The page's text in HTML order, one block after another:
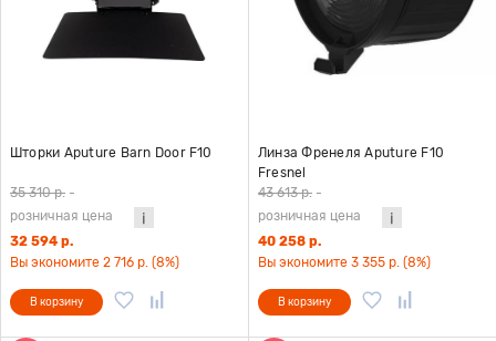
Шторки Aputure Barn Door F10
35 310 р. -
розничная цена
32 594 р.
Вы экономите 2 716 р. (8%)
В корзину
Линза Френеля Aputure F10
Fresnel
43 613 р. -
розничная цена
40 258 р.
Вы экономите 3 355 р. (8%)
В корзину